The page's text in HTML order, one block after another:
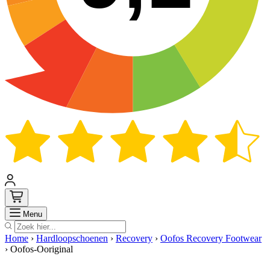
Menu Zoek
Home › Hardloopschoenen › Recovery › Oofos Recovery Footwear
› Oofos-Ooriginal